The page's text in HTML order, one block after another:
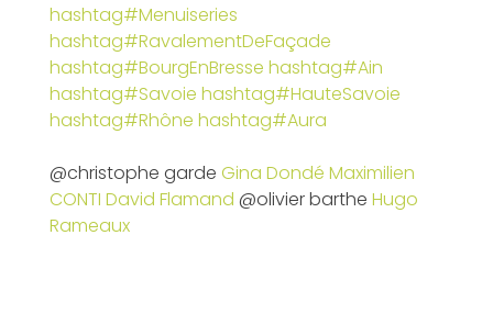
hashtag#Menuiseries
hashtag#RavalementDeFaçade
hashtag#BourgEnBresse hashtag#Ain
hashtag#Savoie hashtag#HauteSavoie
hashtag#Rhône hashtag#Aura
@christophe garde Gina Dondé Maximilien
CONTI David Flamand @olivier barthe Hugo
Rameaux